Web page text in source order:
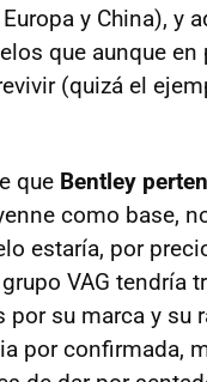
y China), y
que aunque
(quizá el
que Bentley
como base,
estaría, por
VAG tendría
su marca y su
por confirmada,